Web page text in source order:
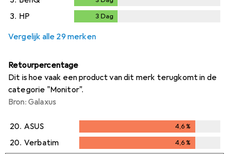
3. HP 3 Dag
Vergelijk alle 29 merken
Retourpercentage
Dit is hoe vaak een product van dit merk terugkomt in de
categorie "Monitor".
Bron: Galaxus
20. ASUS 4,6%
20. Verbatim 4,6%